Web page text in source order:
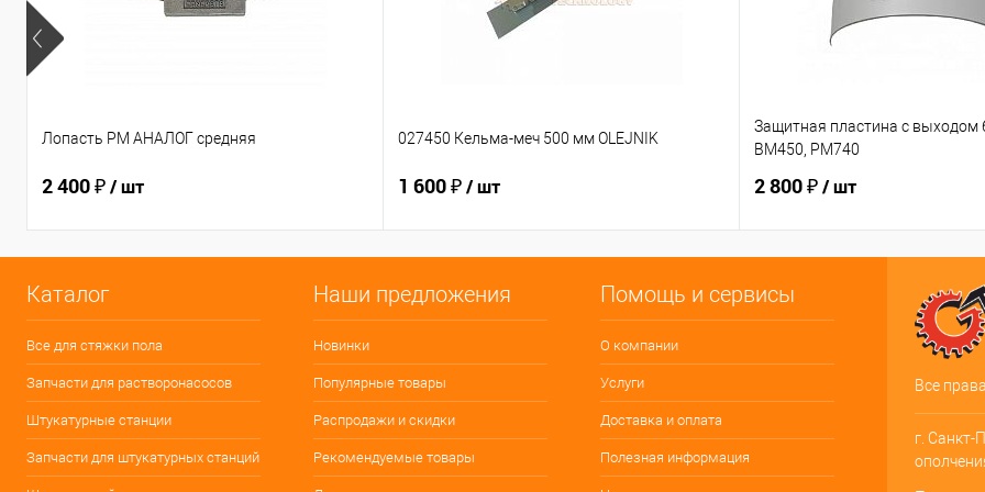
Лопасть PM АНАЛОГ средняя
2 400 ₽/ шт
027450 Кельма-меч 500 мм OLEJNIK
1 600 ₽/ шт
Защитная пластина с выходом
BM450, PM740
2 800 ₽/ шт
Каталог
Все для стяжки пола
Запчасти для растворонасосов
Штукатурные станции
Запчасти для штукатурных станций
Наши предложения
Новинки
Популярные товары
Распродажи и скидки
Рекомендуемые товары
Помощь и сервисы
О компании
Услуги
Доставка и оплата
Полезная информация
Все
г. Санкт-